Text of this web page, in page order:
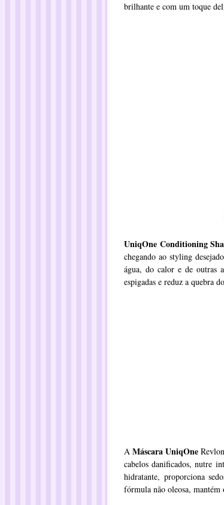
brilhante e com um toque
UniqOne Conditioning
chegando ao styling
água, do calor e de outras
espigadas e reduz a quebra
AMáscara UniqOne
cabelos danificados, nutre
hidratante, proporciona
fórmula não oleosa, mantém